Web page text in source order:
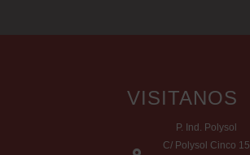
VISITANOS
P. Ind. Polysol
C/ Polysol Cinco 15